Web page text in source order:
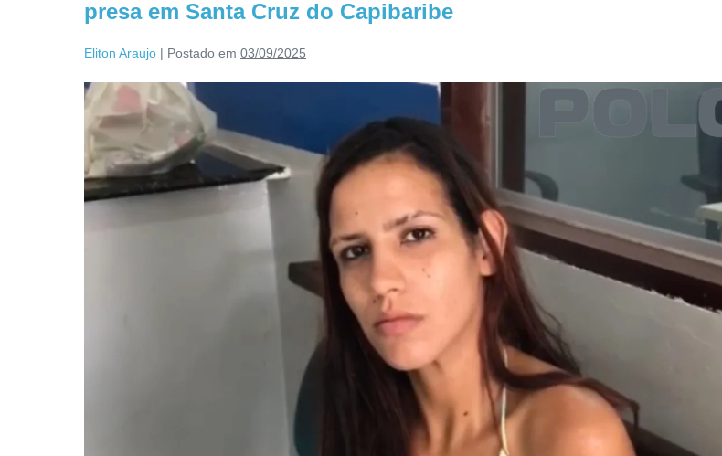
presa em Santa Cruz do Capibaribe
Eliton Araujo | Postado em 03/09/2025